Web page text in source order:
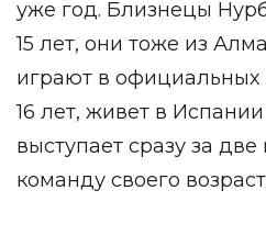
уже год. Близнецы
15 лет, они тоже из
играют в официальных
16 лет, живет в
выступает сразу за
команду своего